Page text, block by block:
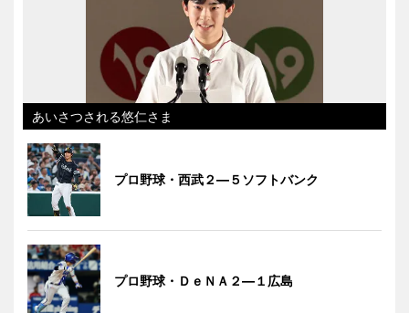
あいさつされる悠仁さま
プロ野球・西武２―５ソフトバンク
プロ野球・ＤｅＮＡ２―１広島